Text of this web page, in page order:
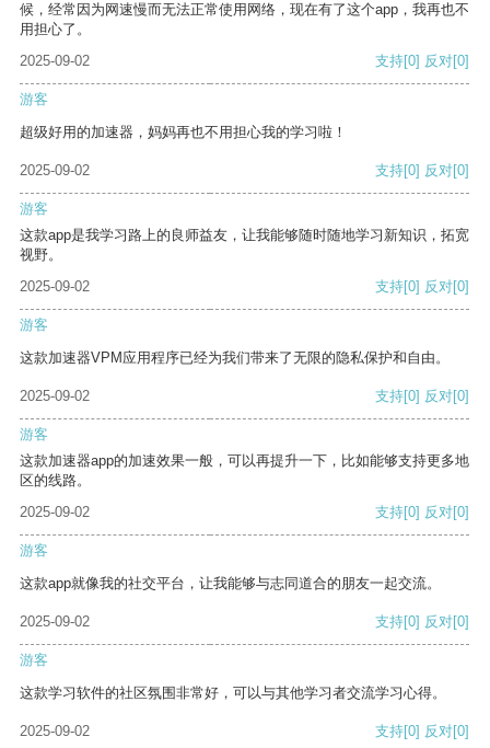
候，经常因为网速慢而无法正常使用网络，现在有了这个app，我再也不
用担心了。
2025-09-02
支持[0] 反对[0]
游客
超级好用的加速器，妈妈再也不用担心我的学习啦！
2025-09-02 支持[0] 反对[0]
游客
这款app是我学习路上的良师益友，让我能够随时随地学习新知识，拓宽
视野。
2025-09-02
支持[0] 反对[0]
游客
这款加速器VPM应用程序已经为我们带来了无限的隐私保护和自由。
2025-09-02 支持[0] 反对[0]
游客
这款加速器app的加速效果一般，可以再提升一下，比如能够支持更多地
区的线路。
2025-09-02
支持[0] 反对[0]
游客
这款app就像我的社交平台，让我能够与志同道合的朋友一起交流。
2025-09-02 支持[0] 反对[0]
游客
这款学习软件的社区氛围非常好，可以与其他学习者交流学习心得。
2025-09-02 支持[0] 反对[0]